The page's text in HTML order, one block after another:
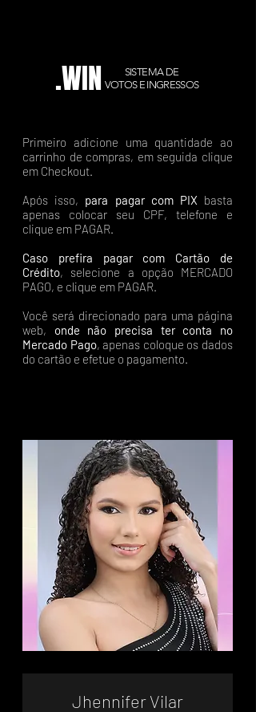
.WIN
SISTEMA DE
VOTOS E INGRESSOS
Primeiro adicione uma quantidade ao
carrinho de compras, em seguida clique
em Checkout.
Após isso, para pagar com PIX basta
apenas colocar seu CPF, telefone e
clique em PAGAR.
Caso prefira pagar com Cartão de
Crédito, selecione a opção MERCADO
PAGO, e clique em PAGAR.
Você será direcionado para uma página
web, onde não precisa ter conta no
Mercado Pago, apenas coloque os dados
do cartão e efetue o pagamento.
Jhennifer Vilar